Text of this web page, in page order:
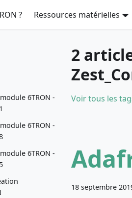
? Ressources matérielles
6TRON -
6TRON -
6TRON -
2
Voir tous les
18 septembre